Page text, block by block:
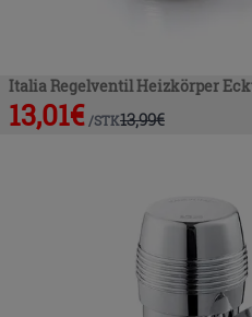
Italia Regelventil Heizkörper
13,01€ /STK13,99€